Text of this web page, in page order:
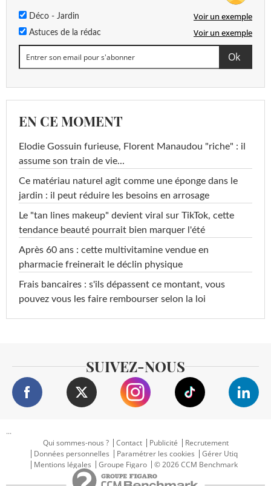
Déco - Jardin Voir un exemple
Astuces de la rédac Voir un exemple
EN CE MOMENT
Elodie Gossuin furieuse, Florent Manaudou "riche" : il
assume son train de vie...
Ce matériau naturel agit comme une éponge dans le
jardin : il peut réduire les besoins en arrosage
Le "tan lines makeup" devient viral sur TikTok, cette
tendance beauté pourrait bien marquer l'été
Après 60 ans : cette multivitamine vendue en
pharmacie freinerait le déclin physique
Frais bancaires : s'ils dépassent ce montant, vous
pouvez vous les faire rembourser selon la loi
SUIVEZ-NOUS
...
Qui sommes-nous ?
Contact Publicité
Recrutement
Données personnelles
Paramétrer les cookies
Gérer Utiq
Mentions légales
Groupe Figaro © 2026 CCM Benchmark